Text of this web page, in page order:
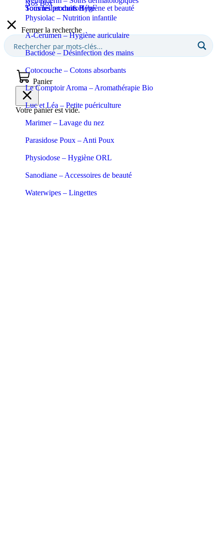
Sommeil et confort
Tous les produits Bébé
Tous les produits Hygiène et beauté
Physiolac – Nutrition infantile
A-Cerumen – Hygiène auriculaire
Bactidose – Désinfection des mains
Cotocouche – Cotons absorbants
Le Comptoir Aroma – Aromathérapie Bio
Luc et Léa – Petite puériculture
Marimer – Lavage du nez
Parasidose Poux – Anti Poux
Physiodose – Hygiène ORL
Sanodiane – Accessoires de beauté
Waterwipes – Lingettes
Nos Box
Fermer la recherche
Panier
Votre panier est vide.